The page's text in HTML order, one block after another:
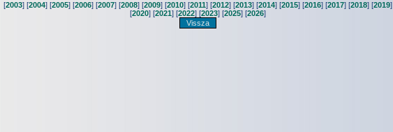
[2003] [2004] [2005] [2006] [2007] [2008] [2009] [2010] [2011] [2012] [2013] [2014] [2015] [2016] [2017] [2018] [2019]
[2020] [2021] [2022] [2023] [2025] [2026]